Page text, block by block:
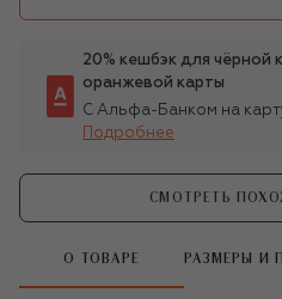
20% кешбэк для чёрной
оранжевой карты
С Альфа-Банком на
Подробнее
СМОТРЕТЬ
О ТОВАРЕ РАЗМЕРЫ И